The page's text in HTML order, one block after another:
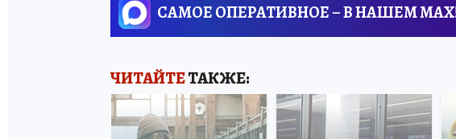
САМОЕ ОПЕРАТИВНОЕ – В НАШЕМ
ЧИТАЙТЕТАКЖЕ: